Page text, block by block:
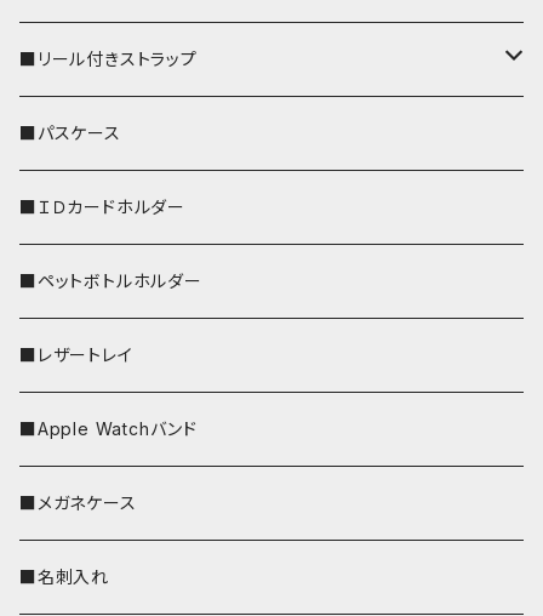
■リール付きストラップ
リールのみ
ストラップ付
■パスケース
■ＩＤカードホルダー
■ペットボトルホルダー
■レザートレイ
■Apple Watchバンド
■メガネケース
■名刺入れ